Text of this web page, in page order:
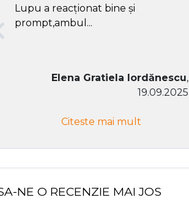
Lupu a reacționat bine și
prompt,ambul...
Elena Gratiela Iordănescu,
19.09.2025
Citeste mai mult
NE O RECENZIE MAI JOS